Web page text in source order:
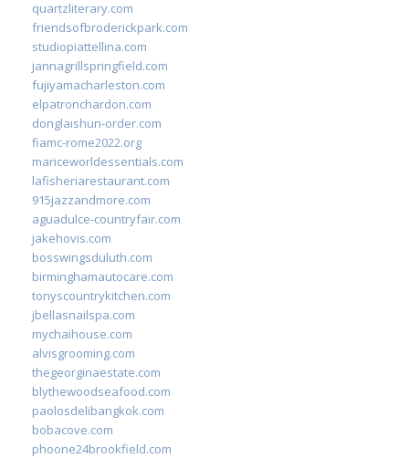
quartzliterary.com
friendsofbroderickpark.com
studiopiattellina.com
jannagrillspringfield.com
fujiyamacharleston.com
elpatronchardon.com
donglaishun-order.com
fiamc-rome2022.org
mariceworldessentials.com
lafisheriarestaurant.com
915jazzandmore.com
aguadulce-countryfair.com
jakehovis.com
bosswingsduluth.com
birminghamautocare.com
tonyscountrykitchen.com
jbellasnailspa.com
mychaihouse.com
alvisgrooming.com
thegeorginaestate.com
blythewoodseafood.com
paolosdelibangkok.com
bobacove.com
phoone24brookfield.com